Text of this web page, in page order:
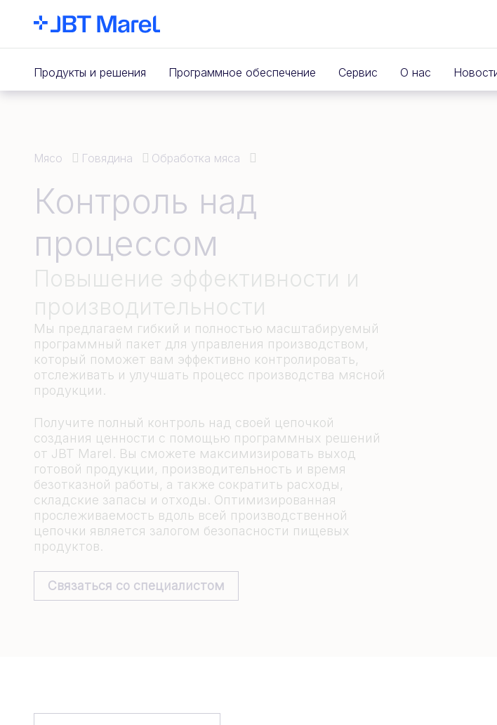
Продукты и решения Программное обеспечение Сервис О нас
Мясо Говядина Обработка мяса
Контроль над
процессом
Повышение эффективности и
производительности
Мы предлагаем гибкий и полностью масштабируемый
программный пакет для управления производством,
который поможет вам эффективно контролировать,
отслеживать и улучшать процесс производства мясной
продукции.
Получите полный контроль над своей цепочкой
создания ценности с помощью программных решений
от JBT Marel. Вы сможете максимизировать выход
готовой продукции, производительность и время
безотказной работы, а также сократить расходы,
складские запасы и отходы. Оптимизированная
прослеживаемость вдоль всей производственной
цепочки является залогом безопасности пищевых
продуктов.
Связаться со специалистом